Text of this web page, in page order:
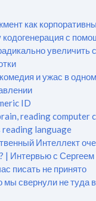
как
кодогенерация с
увеличить
и ужас в одном
ID
reading computer
reading language
Интеллект
| Интервью с
писать не принято
мы свернули не туда